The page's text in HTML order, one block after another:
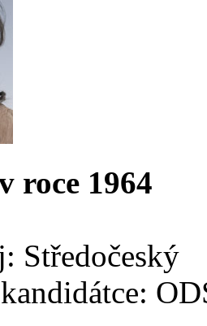
roce 1964
Středočeský